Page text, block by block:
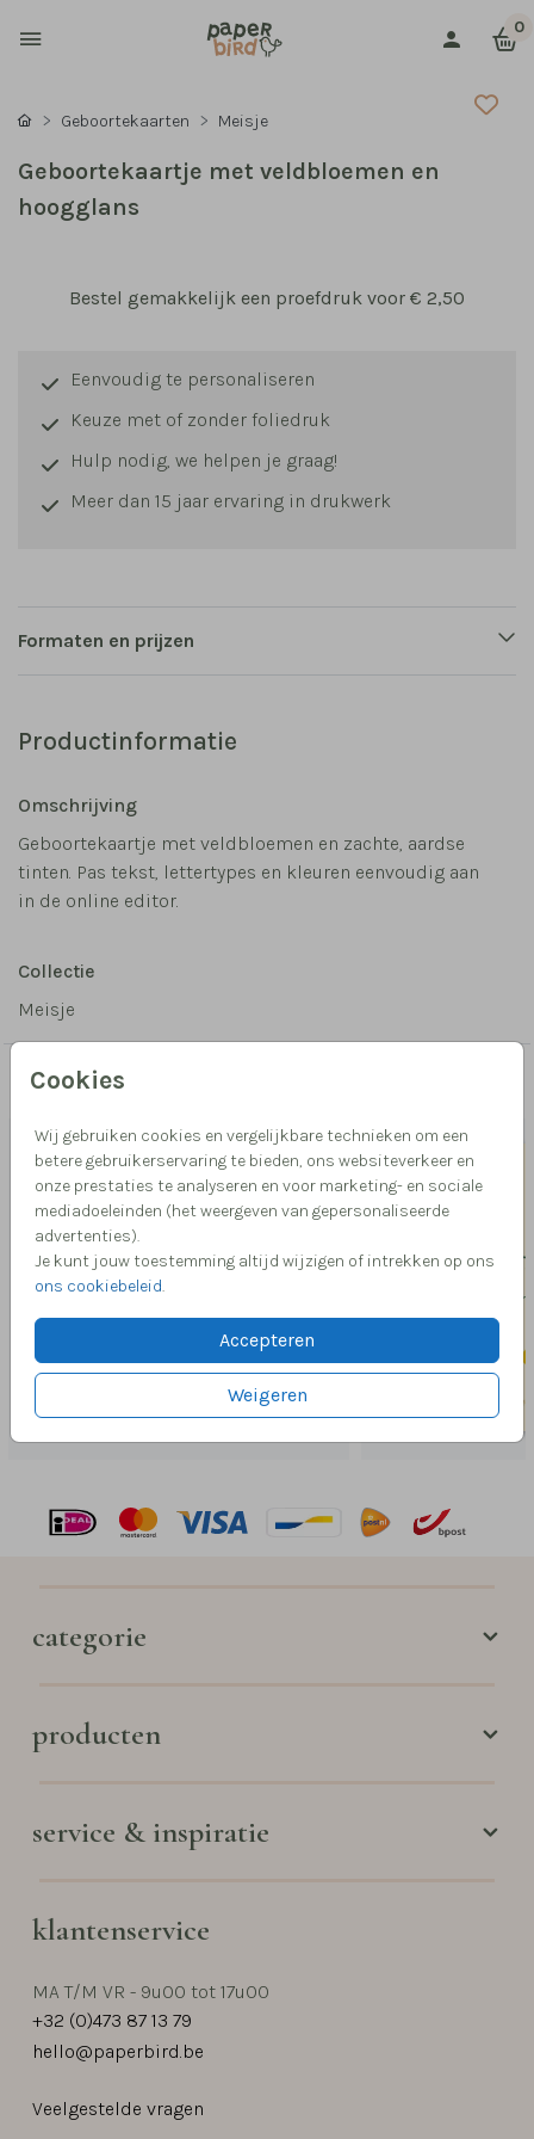
0
Cookies
Wij gebruiken cookies en vergelijkbare technieken om een
betere gebruikerservaring te bieden, ons websiteverkeer en
onze prestaties te analyseren en voor marketing- en sociale
mediadoeleinden (het weergeven van gepersonaliseerde
advertenties).
Je kunt jouw toestemming altijd wijzigen of intrekken op ons
ons cookiebeleid.
Accepteren
Weigeren
Geboortekaarten Meisje
Geboortekaartje met veldbloemen en
hoogglans
Bestel gemakkelijk een proefdruk voor € 2,50
Eenvoudig te personaliseren
Keuze met of zonder foliedruk
Hulp nodig, we helpen je graag!
Meer dan 15 jaar ervaring in drukwerk
Formaten en prijzen
Productinformatie
Omschrijving
Geboortekaartje met veldbloemen en zachte, aardse
tinten. Pas tekst, lettertypes en kleuren eenvoudig aan
in de online editor.
Collectie
Meisje
Misschien vind je dit ook leuk
categorie
producten
service & inspiratie
klantenservice
MA T/M VR - 9u00 tot 17u00
+32 (0)473 87 13 79
hello@paperbird.be
Veelgestelde vragen